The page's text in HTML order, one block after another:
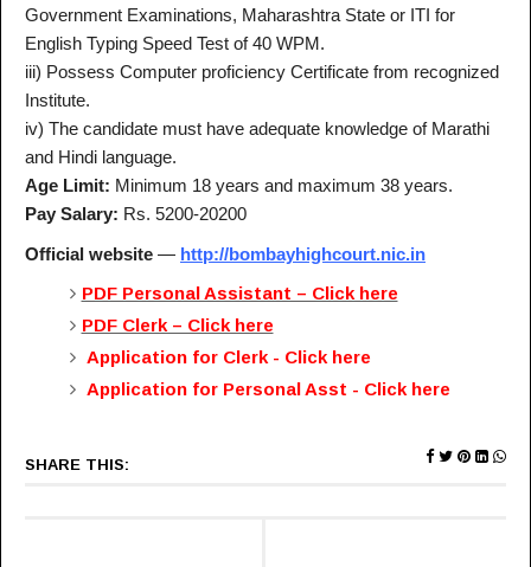
Government Examinations, Maharashtra State or ITI for
English Typing Speed Test of 40 WPM.
iii) Possess Computer proficiency Certificate from recognized
Institute.
iv) The candidate must have adequate knowledge of Marathi
and Hindi language.
Age Limit: Minimum 18 years and maximum 38 years.
Pay Salary: Rs. 5200­-20200
Official website — http://bombayhighcourt.nic.in
PDF Personal Assistant – Click here
PDF Clerk – Click here
Application for Clerk - Click here
Application for Personal Asst - Click here
SHARE THIS: